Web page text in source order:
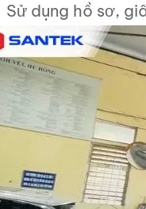
Sử dụng hồ sơ,